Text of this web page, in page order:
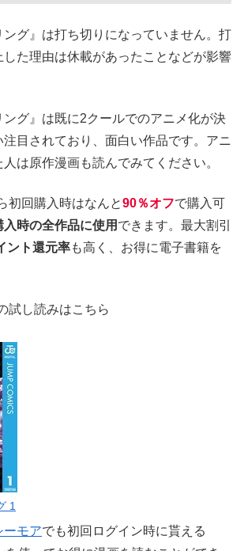
ング』は打ち切りになっていません。打
した理由は休載があったことなどが影響
ング』は既に2クールでのアニメ化が決
目されており、面白い作品です。アニ
は原作漫画も読んでみてください。
初回購入時はなんと90％オフで購入可
入時の全作品に使用 できます。最大割引
ント還元率も高く、お得に電子書籍を
試し読みはこちら
1
ーモアでも初回ログイン時に貰える